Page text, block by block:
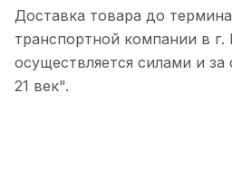
Доставка товара до
транспортной компании в
осуществляется силами и
21 век".